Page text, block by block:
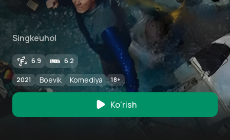
Singkeuhol
6.9 6.2
2021 Boevik Komediya 18+
Ko'rish